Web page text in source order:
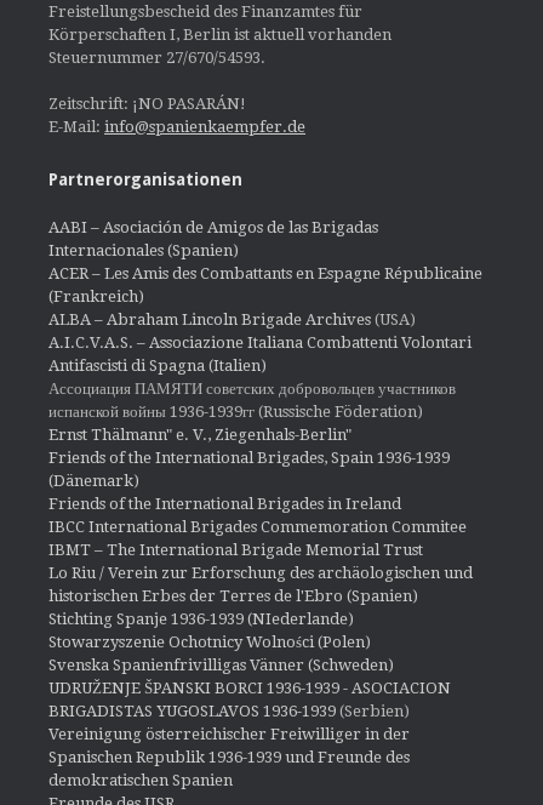
Freistellungsbescheid des Finanzamtes für
Körperschaften I, Berlin ist aktuell vorhanden
Steuernummer 27/670/54593.
Zeitschrift: ¡NO PASARÁN!
E-Mail: info@spanienkaempfer.de
Partnerorganisationen
AABI – Asociación de Amigos de las Brigadas
Internacionales (Spanien)
ACER – Les Amis des Combattants en Espagne Républicaine
(Frankreich)
ALBA – Abraham Lincoln Brigade Archives (USA)
A.I.C.V.A.S. – Associazione Italiana Combattenti Volontari
Antifascisti di Spagna (Italien)
Ассоциация ПАМЯТИ советских добровольцев участников
испанской войны 1936-1939гг (Russische Föderation)
Ernst Thälmann" e. V., Ziegenhals-Berlin"
Friends of the International Brigades, Spain 1936-1939
(Dänemark)
Friends of the International Brigades in Ireland
IBCC International Brigades Commemoration Commitee
IBMT – The International Brigade Memorial Trust
Lo Riu / Verein zur Erforschung des archäologischen und
historischen Erbes der Terres de l'Ebro (Spanien)
Stichting Spanje 1936-1939 (NIederlande)
Stowarzyszenie Ochotnicy Wolności (Polen)
Svenska Spanienfrivilligas Vänner (Schweden)
UDRUŽENJE ŠPANSKI BORCI 1936-1939 - ASOCIACION
BRIGADISTAS YUGOSLAVOS 1936-1939 (Serbien)
Vereinigung österreichischer Freiwilliger in der
Spanischen Republik 1936-1939 und Freunde des
demokratischen Spanien